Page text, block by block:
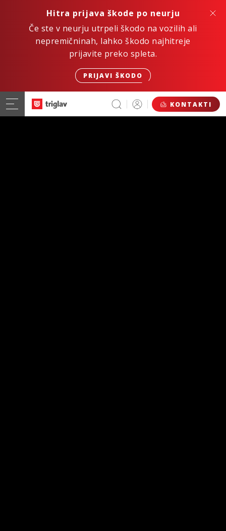
Hitra prijava škode po neurju
Če ste v neurju utrpeli škodo na vozilih ali
nepremičninah, lahko škodo najhitreje
prijavite preko spleta.
PRIJAVI ŠKODO
KONTAKTI